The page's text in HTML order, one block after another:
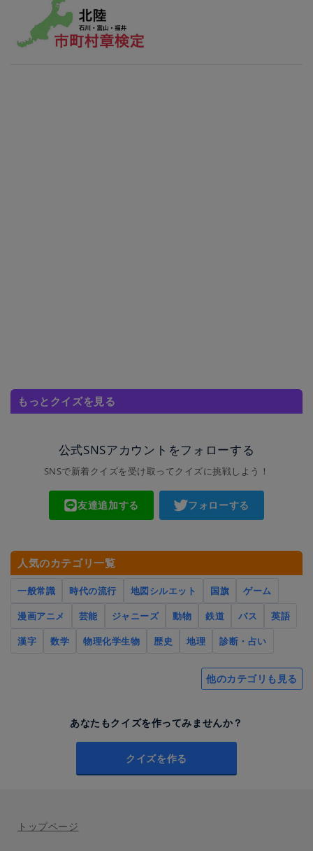
もっとクイズを見る
公式SNSアカウントをフォローする
SNSで新着クイズを受け取ってクイズに挑戦しよう！
友達追加する フォローする
人気のカテゴリ一覧
一般常識 時代の流行 地図シルエット 国旗
ゲーム
漫画アニメ
芸能 ジャニーズ 動物 鉄道 バス
英語
漢字
数学 物理化学生物 歴史 地理 診断・占い
他のカテゴリも見る
あなたもクイズを作ってみませんか？
クイズを作る
トップページ